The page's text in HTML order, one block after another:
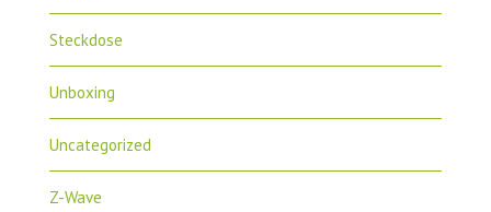
Steckdose
Unboxing
Uncategorized
Z-Wave